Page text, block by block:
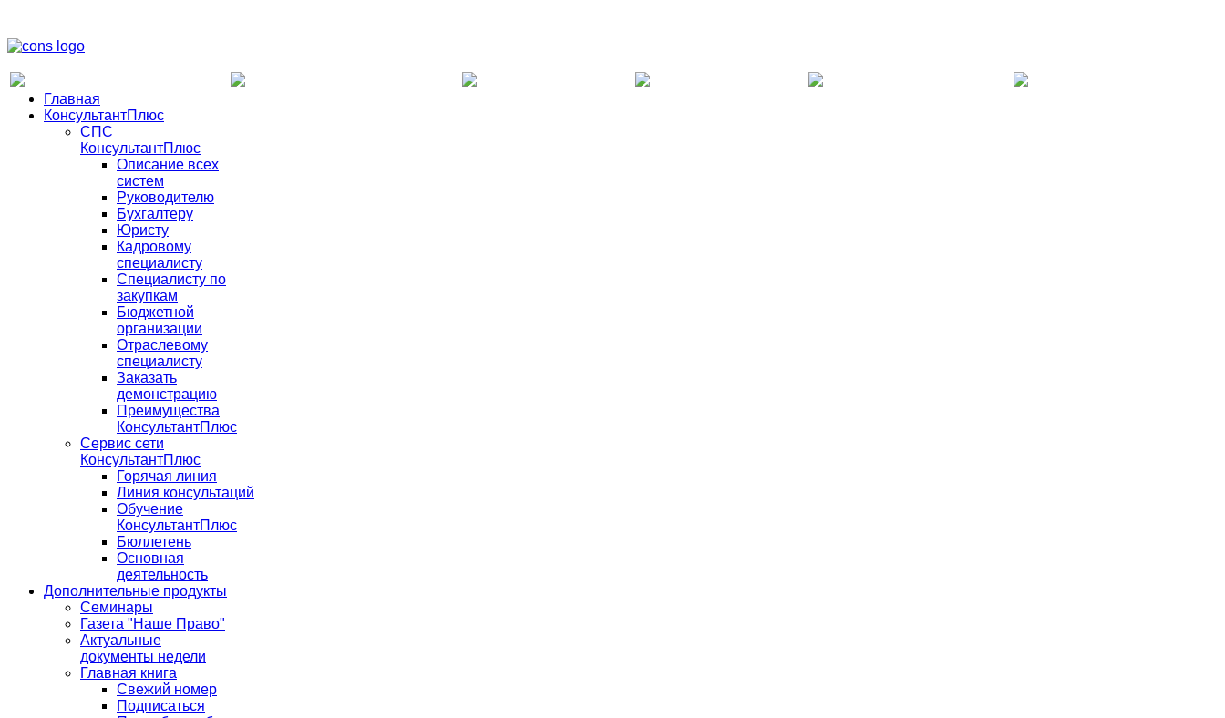
Главная
КонсультантПлюс
СПС
КонсультантПлюс
Описание всех
систем
Руководителю
Бухгалтеру
Юристу
Кадровому
специалисту
Специалисту по
закупкам
Бюджетной
организации
Отраслевому
специалисту
Заказать
демонстрацию
Преимущества
КонсультантПлюс
Сервис сети
КонсультантПлюс
Горячая линия
Линия консультаций
Обучение
КонсультантПлюс
Бюллетень
Основная
деятельность
Дополнительные продукты
Семинары
Газета "Наше Право"
Актуальные
документы недели
Главная книга
Свежий номер
Подписаться